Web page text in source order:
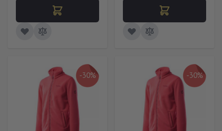
-30% -30%